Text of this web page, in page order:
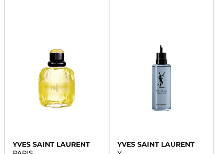
YVES SAINT LAURENT
YVES SAINT LAURENT